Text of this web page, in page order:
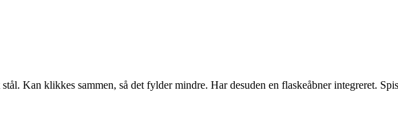
Kan klikkes sammen, så det fylder mindre. Har desuden en flaskeåbner integreret.